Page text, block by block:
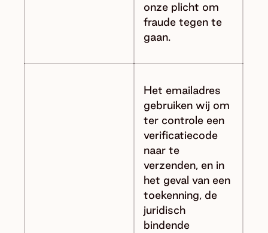
onze plicht om
fraude tegen te
gaan.
Het emailadres
gebruiken wij om
ter controle een
verificatiecode
naar te
verzenden, en in
het geval van een
toekenning, de
juridisch
bindende